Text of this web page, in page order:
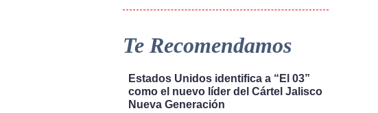
Te Recomendamos
Estados Unidos identifica a “El 03”
como el nuevo líder del Cártel Jalisco
Nueva Generación